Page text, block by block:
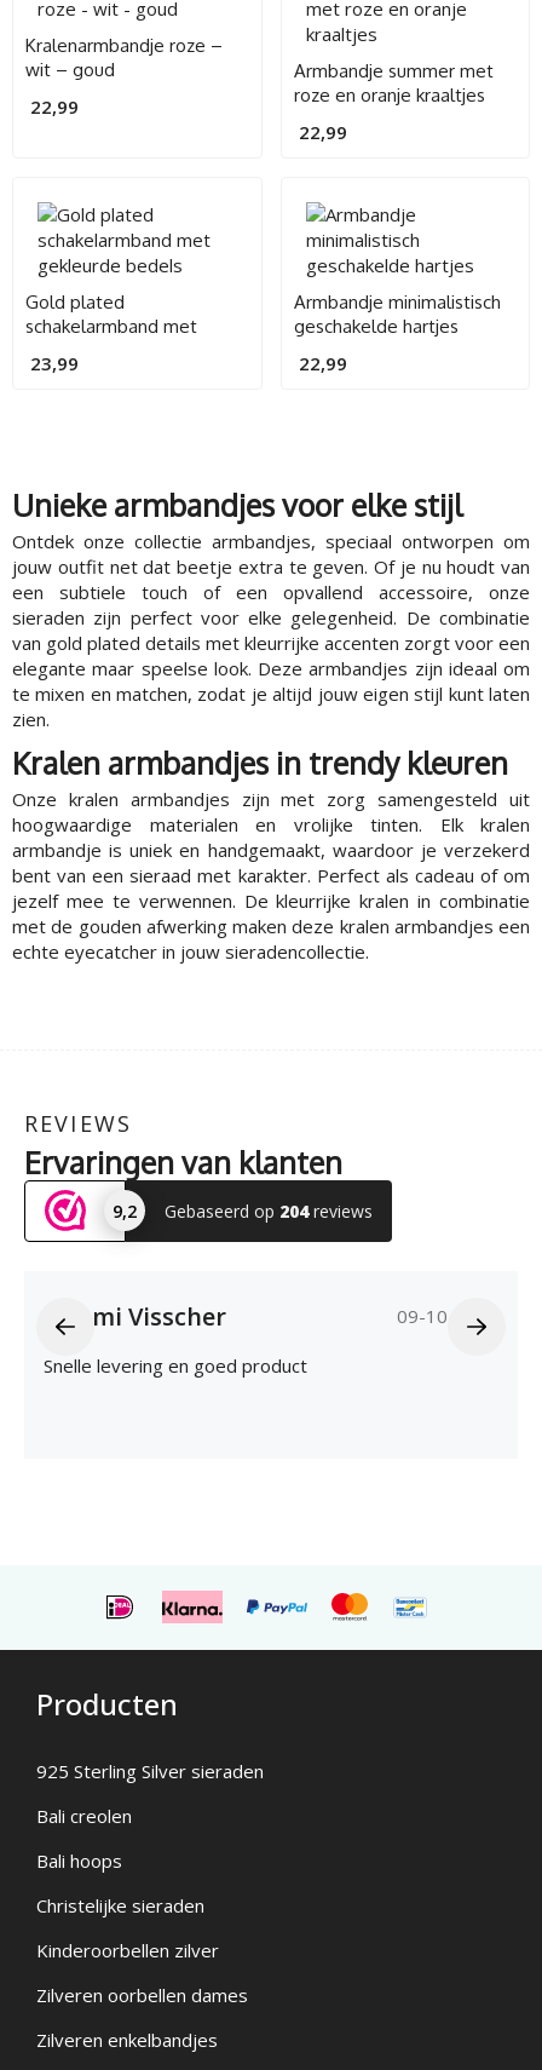
Kralenarmbandje roze –
wit – goud
22,99
Armbandje summer met
roze en oranje kraaltjes
22,99
Gold plated
schakelarmband met
23,99
Armbandje minimalistisch
geschakelde hartjes
22,99
Unieke armbandjes voor elke stijl
Ontdek onze collectie armbandjes, speciaal ontworpen om
jouw outfit net dat beetje extra te geven. Of je nu houdt van
een subtiele touch of een opvallend accessoire, onze
sieraden zijn perfect voor elke gelegenheid. De combinatie
van gold plated details met kleurrijke accenten zorgt voor een
elegante maar speelse look. Deze armbandjes zijn ideaal om
te mixen en matchen, zodat je altijd jouw eigen stijl kunt laten
zien.
Kralen armbandjes in trendy kleuren
Onze kralen armbandjes zijn met zorg samengesteld uit
hoogwaardige materialen en vrolijke tinten. Elk kralen
armbandje is uniek en handgemaakt, waardoor je verzekerd
bent van een sieraad met karakter. Perfect als cadeau of om
jezelf mee te verwennen. De kleurrijke kralen in combinatie
met de gouden afwerking maken deze kralen armbandjes een
echte eyecatcher in jouw sieradencollectie.
REVIEWS
Ervaringen van klanten
9,2 Gebaseerd op 204reviews
Naomi Visscher 09-10-2025
Snelle levering en goed product
Producten
925 Sterling Silver sieraden
Bali creolen
Bali hoops
Christelijke sieraden
Kinderoorbellen zilver
Zilveren oorbellen dames
Zilveren enkelbandjes